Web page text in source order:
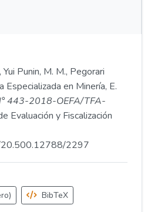
Punin, M. M., Pegorari
Especializada en Minería, E.
443-2018-OEFA/TFA-
Evaluación y Fiscalización
20.500.12788/2297
BibTeX